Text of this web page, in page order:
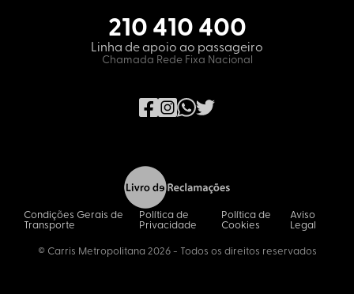
210 410 400
Linha de apoio ao passageiro
Chamada Rede Fixa Nacional
© Carris Metropolitana 2026 - Todos os direitos reservados
Condições Gerais de
Transporte
Política de
Privacidade
Política de
Cookies
Aviso
Legal